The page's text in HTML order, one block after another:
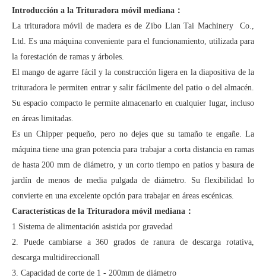
Introducción a la Trituradora móvil mediana：
La trituradora móvil de madera es de Zibo Lian Tai Machinery Co.,
Ltd. Es una máquina conveniente para el funcionamiento, utilizada para
la forestación de ramas y árboles.
El mango de agarre fácil y la construcción ligera en la diapositiva de la
trituradora le permiten entrar y salir fácilmente del patio o del almacén.
Su espacio compacto le permite almacenarlo en cualquier lugar, incluso
en áreas limitadas.
Es un Chipper pequeño, pero no dejes que su tamaño te engañe. La
máquina tiene una gran potencia para trabajar a corta distancia en ramas
de hasta 200 mm de diámetro, y un corto tiempo en patios y basura de
jardín de menos de media pulgada de diámetro. Su flexibilidad lo
convierte en una excelente opción para trabajar en áreas escénicas.
Características de la Trituradora móvil mediana：
1 Sistema de alimentación asistida por gravedad
2. Puede cambiarse a 360 grados de ranura de descarga rotativa,
descarga multidireccionall
3. Capacidad de corte de 1 - 200mm de diámetro